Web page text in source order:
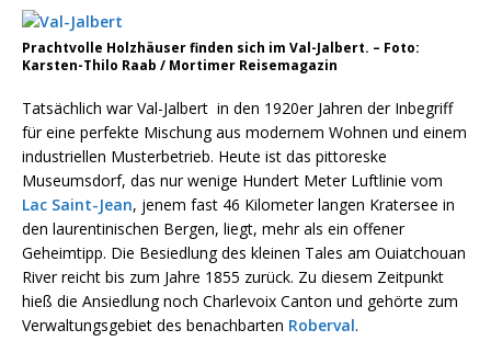
Prachtvolle Holzhäuser finden sich im Val-Jalbert. – Foto:
Karsten-Thilo Raab / Mortimer Reisemagazin
Tatsächlich war Val-Jalbert in den 1920er Jahren der Inbegriff
für eine perfekte Mischung aus modernem Wohnen und einem
industriellen Musterbetrieb. Heute ist das pittoreske
Museumsdorf, das nur wenige Hundert Meter Luftlinie vom
Lac Saint-Jean, jenem fast 46 Kilometer langen Kratersee in
den laurentinischen Bergen, liegt, mehr als ein offener
Geheimtipp. Die Besiedlung des kleinen Tales am Ouiatchouan
River reicht bis zum Jahre 1855 zurück. Zu diesem Zeitpunkt
hieß die Ansiedlung noch Charlevoix Canton und gehörte zum
Verwaltungsgebiet des benachbarten Roberval.